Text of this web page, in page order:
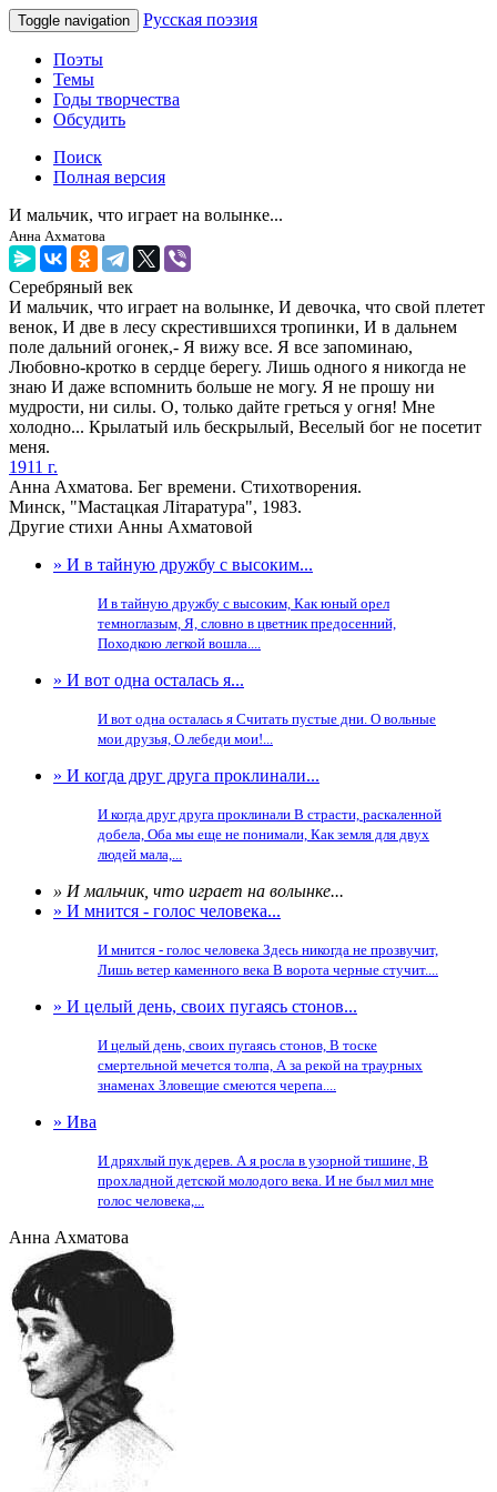
Toggle navigation Русская поэзия
Поэты
Темы
Годы творчества
Обсудить
Поиск
Полная версия
И мальчик, что играет на волынке...
Анна Ахматова
Серебряный век
И мальчик, что играет на волынке, И девочка, что свой плетет
венок, И две в лесу скрестившихся тропинки, И в дальнем
поле дальний огонек,- Я вижу все. Я все запоминаю,
Любовно-кротко в сердце берегу. Лишь одного я никогда не
знаю И даже вспомнить больше не могу. Я не прошу ни
мудрости, ни силы. О, только дайте греться у огня! Мне
холодно... Крылатый иль бескрылый, Веселый бог не посетит
меня.
1911 г.
Анна Ахматова. Бег времени. Стихотворения.
Минск, "Мастацкая Лiтаратура", 1983.
Другие стихи Анны Ахматовой
» И в тайную дружбу с высоким...
И в тайную дружбу с высоким, Как юный орел
темноглазым, Я, словно в цветник предосенний,
Походкою легкой вошла....
» И вот одна осталась я...
И вот одна осталась я Считать пустые дни. О вольные
мои друзья, О лебеди мои!...
» И когда друг друга проклинали...
И когда друг друга проклинали В страсти, раскаленной
добела, Оба мы еще не понимали, Как земля для двух
людей мала,...
» И мальчик, что играет на волынке...
» И мнится - голос человека...
И мнится - голос человека Здесь никогда не прозвучит,
Лишь ветер каменного века В ворота черные стучит....
» И целый день, своих пугаясь стонов...
И целый день, своих пугаясь стонов, В тоске
смертельной мечется толпа, А за рекой на траурных
знаменах Зловещие смеются черепа....
» Ива
И дряхлый пук дерев. А я росла в узорной тишине, В
прохладной детской молодого века. И не был мил мне
голос человека,...
Анна Ахматова